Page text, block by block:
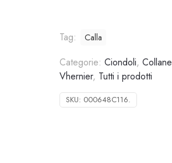
Tag: Calla
Categorie:Ciondoli,Collane
Vhernier, Tutti i prodotti
SKU: 000648C116.